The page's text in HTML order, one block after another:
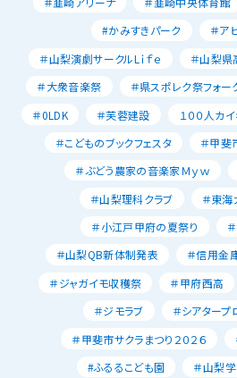
#かみすきパーク
＃ア
＃山梨演劇サークルLｉｆｅ
＃山梨県
＃大衆音楽祭
＃県スポレク祭フォー
＃0LDK
＃芙蓉建設 １００人カ
＃こどものブックフェスタ
＃甲斐
＃ぶどう農家の音楽家Ｍｙｗ
＃山梨理科クラブ
＃東
＃小江戸甲府の夏祭り
＃山梨QB新体制発表
＃信用金
＃ジャガイモ収穫祭
＃甲府西高
＃ジモラブ
＃シアター
＃甲斐市サクラまつり２０２６
#ふるるこども園
＃山梨